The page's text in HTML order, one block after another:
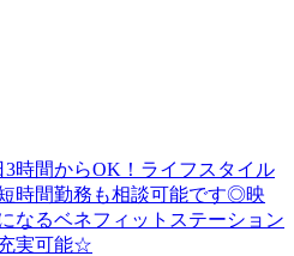
時間からOK！ライフスタイル
時間勤務も相談可能です◎映
なるベネフィットステーション
実可能☆